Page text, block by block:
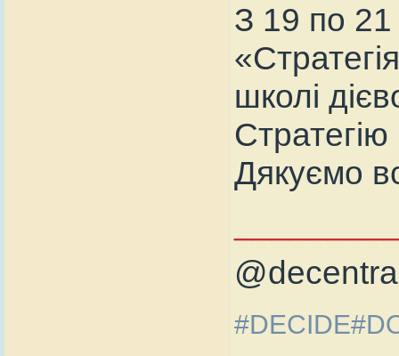
З 19 по 21
школі
Стратегію
Дякуємо